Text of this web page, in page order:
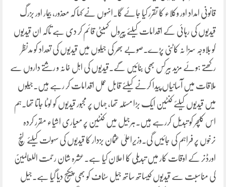
قانونی امداد اور وکلاء کا تقرر کیا جائے گا۔انہوں نے کہا کہ معذور، بیمار اور بزرگ
قیدیوں کی رہائی کے اقدامات کیلئے پیرول کمیٹی قائم کر دی ہے تاکہ ان قیدیوں
کو بلاوجہ سزا نہ کاٹنی پڑے۔صوبے بھر کی جیلوں میں قیدیوں کی تعداد کو مدنظر
رکھتے ہوئے مزید بیرکس بھی بنائیں گے۔قیدیوں کی اہل خانہ و رشتے داروں سے
ملاقات میں آسانیاں پیدا کرنے کیلئے قابل عمل اقدامات کر رہے ہیں۔جیلوں
میں قیدیوں کیلئے کنٹین ایک بڑا مسئلہ تھا، جہاں پر مجبور قیدیوں کو لوٹا جاتا تھا۔ہم
اس کلچر کو تبدیل کررہے ہیں۔ہرجیل میں کنٹین پر معیاری اشیاء مقرر کردہ
نرخوں پر فراہم کی جائیں گی۔وزیراعلیٰ عثمان بزدار کا قیدیوں کی سہولت کیلئے لنچ
اورڈنر کے اوقات کار میں تبدیلی کا اعلان کیا ہے۔عشرہ شان رحمت اللعالمینؐ
کی مناسبت سے قیدیوں کیساتھ ساتھ جیل سٹاف کو بھی پیکیج دیا گیا ہے۔جیل